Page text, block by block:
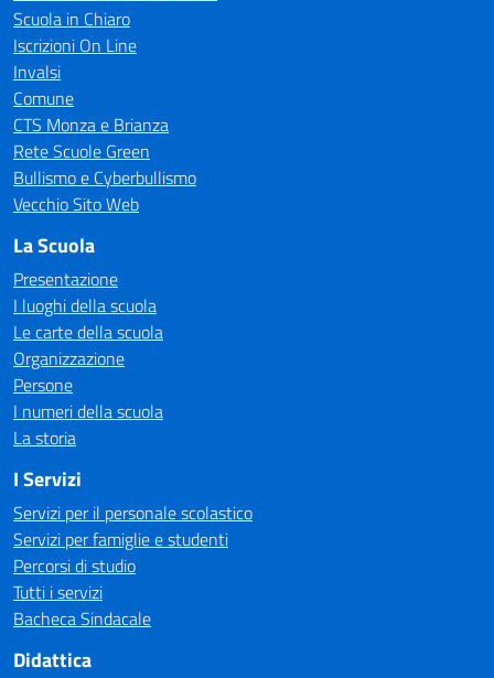
Scuola in Chiaro
Iscrizioni On Line
Invalsi
Comune
CTS Monza e Brianza
Rete Scuole Green
Bullismo e Cyberbullismo
Vecchio Sito Web
La Scuola
Presentazione
I luoghi della scuola
Le carte della scuola
Organizzazione
Persone
I numeri della scuola
La storia
I Servizi
Servizi per il personale scolastico
Servizi per famiglie e studenti
Percorsi di studio
Tutti i servizi
Bacheca Sindacale
Didattica